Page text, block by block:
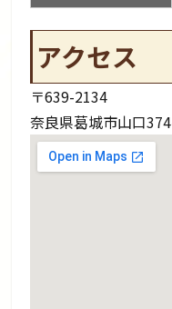
アクセス
〒639-2134
奈良県葛城市山口